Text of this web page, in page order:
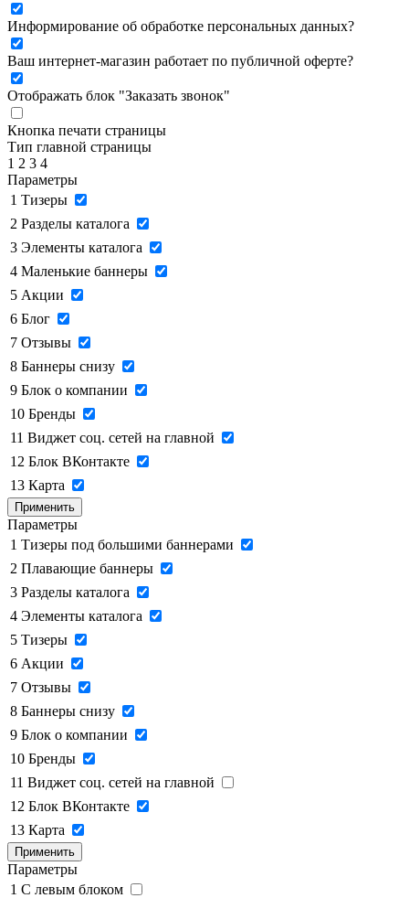
Информирование об обработке персональных данных?
Ваш интернет-магазин работает по публичной оферте?
Отображать блок "Заказать звонок"
Кнопка печати страницы
Тип главной страницы
1 2 3 4
Параметры
1 Тизеры
2 Разделы каталога
3 Элементы каталога
4 Маленькие баннеры
5 Акции
6 Блог
7 Отзывы
8 Баннеры снизу
9 Блок о компании
10 Бренды
11 Виджет соц. сетей на главной
12 Блок ВКонтакте
13 Карта
Применить
Параметры
1 Тизеры под большими баннерами
2 Плавающие баннеры
3 Разделы каталога
4 Элементы каталога
5 Тизеры
6 Акции
7 Отзывы
8 Баннеры снизу
9 Блок о компании
10 Бренды
11 Виджет соц. сетей на главной
12 Блок ВКонтакте
13 Карта
Применить
Параметры
1 C левым блоком